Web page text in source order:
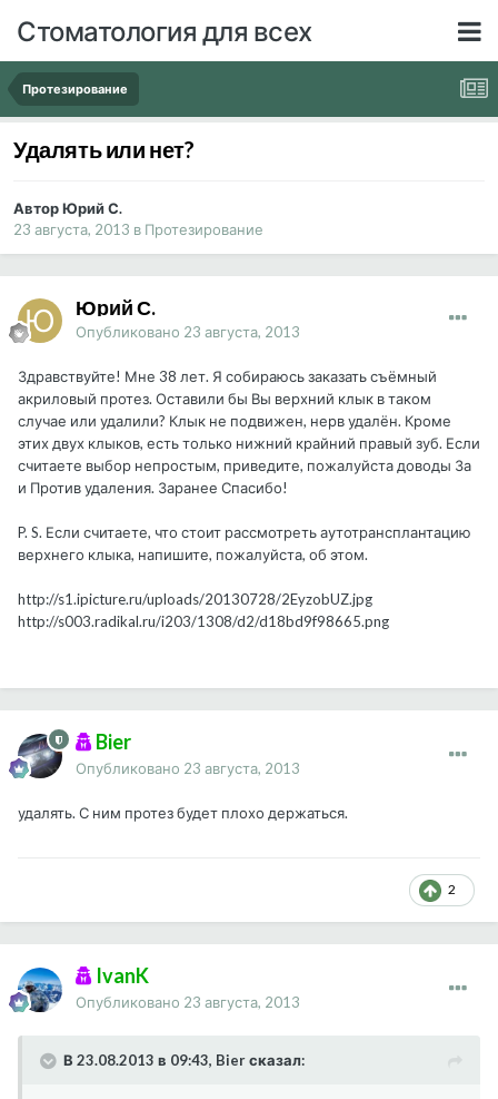
Стоматология для всех
Протезирование
Удалять или нет?
Автор Юрий С.
23 августа, 2013 в Протезирование
Юрий С.
Опубликовано 23 августа, 2013
Здравствуйте! Мне 38 лет. Я собираюсь заказать съёмный
акриловый протез. Оставили бы Вы верхний клык в таком
случае или удалили? Клык не подвижен, нерв удалён. Кроме
этих двух клыков, есть только нижний крайний правый зуб. Если
считаете выбор непростым, приведите, пожалуйста доводы За
и Против удаления. Заранее Спасибо!
P. S. Если считаете, что стоит рассмотреть аутотрансплантацию
верхнего клыка, напишите, пожалуйста, об этом.
http://s1.ipicture.ru/uploads/20130728/2EyzobUZ.jpg
http://s003.radikal.ru/i203/1308/d2/d18bd9f98665.png
Bier
Опубликовано 23 августа, 2013
удалять. С ним протез будет плохо держаться.
2
IvanK
Опубликовано 23 августа, 2013
В 23.08.2013 в 09:43, Bier сказал: